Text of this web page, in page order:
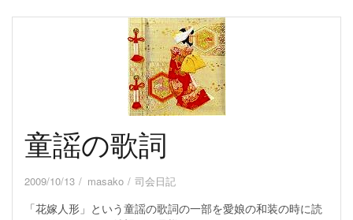
童謡の歌詞
2009/10/13 masako 司会日記
「花嫁人形」という童謡の歌詞の一部を愛娘の和装の時に読